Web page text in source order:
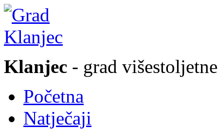
Klanjec - grad
Početna
Natječaji